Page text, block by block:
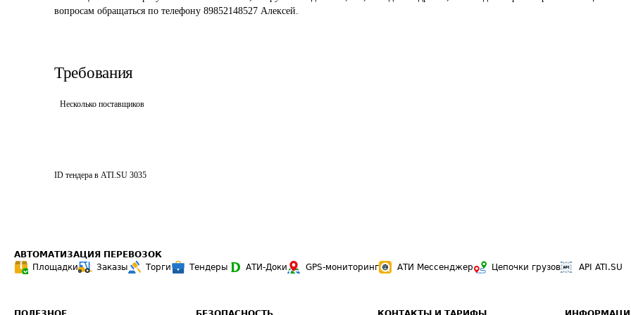
вопросам обращаться по телефону 89852148527 Алексей.
Требования
Несколько поставщиков
ID тендера в ATI.SU 3035
АВТОМАТИЗАЦИЯ ПЕРЕВОЗОК
Площадки
Заказы Торги Тендеры АТИ-Доки GPS-мониторинг АТИ Мессенджер Цепочки грузов API ATI.SU